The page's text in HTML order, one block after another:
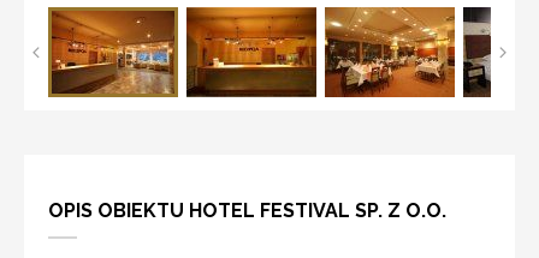
OPIS OBIEKTU HOTEL FESTIVAL SP. Z O.O.